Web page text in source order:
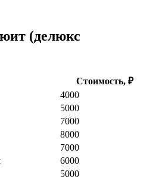
(делюкс
Стоимость, ₽
4000
5000
7000
8000
7000
6000
5000